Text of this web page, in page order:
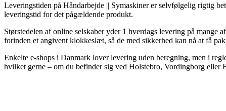
Leveringstiden på Håndarbejde || Symaskiner er selvfølgelig rigtig
leveringstid for det pågældende produkt.
Størstedelen af online selskaber yder 1 hverdags levering på
forinden et angivent klokkeslæt, så de med sikkerhed kan nå at få
Enkelte e-shops i Danmark lover levering uden beregning, men i
hvilket gerne – om du befinder sig ved Holstebro, Vordingborg